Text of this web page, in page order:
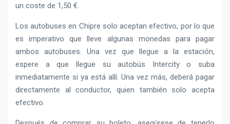
un coste de 1,50 €.
Los autobuses en Chipre solo aceptan efectivo, por lo que
es imperativo que lleve algunas monedas para pagar
ambos autobuses. Una vez que llegue a la estación,
espere a que llegue su autobús Intercity o suba
inmediatamente si ya está allí. Una vez más, deberá pagar
directamente al conductor, quien también solo acepta
efectivo.